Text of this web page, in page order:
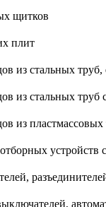
щитков
плит
из стальных
из стальных
из пластмассовых